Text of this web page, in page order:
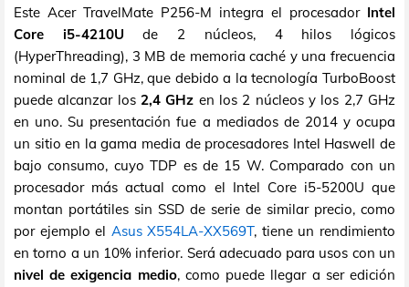
Este Acer TravelMate P256-M integra el procesador Intel
Core i5-4210U de 2 núcleos, 4 hilos lógicos
(HyperThreading), 3 MB de memoria caché y una frecuencia
nominal de 1,7 GHz, que debido a la tecnología TurboBoost
puede alcanzar los 2,4 GHz en los 2 núcleos y los 2,7 GHz
en uno. Su presentación fue a mediados de 2014 y ocupa
un sitio en la gama media de procesadores Intel Haswell de
bajo consumo, cuyo TDP es de 15 W. Comparado con un
procesador más actual como el Intel Core i5-5200U que
montan portátiles sin SSD de serie de similar precio, como
por ejemplo el Asus X554LA-XX569T, tiene un rendimiento
en torno a un 10% inferior. Será adecuado para usos con un
nivel de exigencia medio, como puede llegar a ser edición